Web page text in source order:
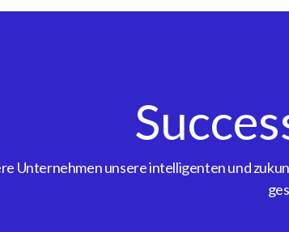
Unternehmen unsere intelligenten und